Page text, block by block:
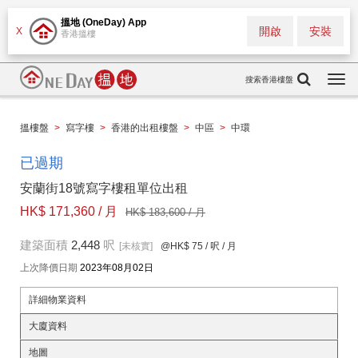
X
搵地 (OneDay) App
香港搵樓 安裝
開啟
搜索香港樓盤
搵樓盤 > 寫字樓 > 香港的出租樓盤 > 中區 > 中環
已過期
安蘭街18號寫字樓租單位出租
HK$ 171,360 / 月
HK$ 183,600 / 月
建築面積 2,448 呎 [未核實] @HK$ 75 / 呎 / 月
上次降價日期 2023年08月02日
詳細物業資料
大廈資料
地圖